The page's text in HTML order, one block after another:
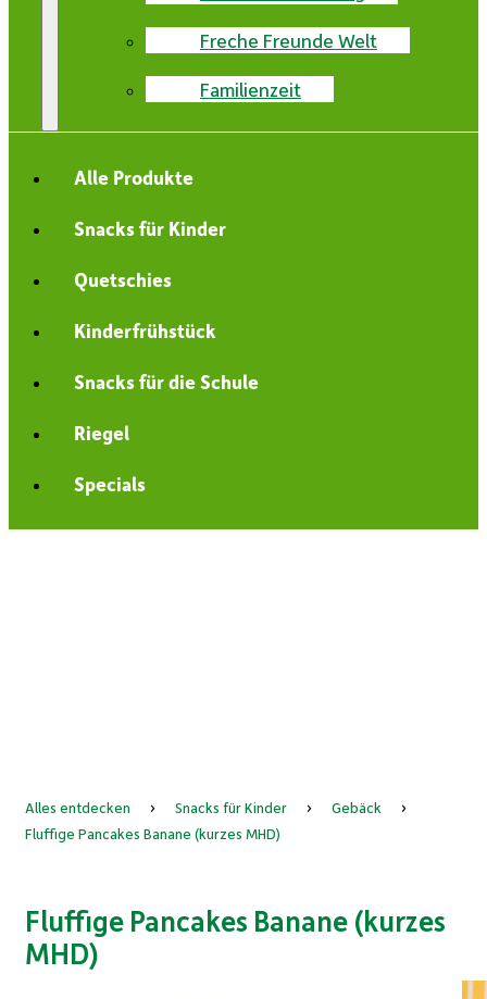
Freche Freunde Welt
Familienzeit
Alle Produkte
Snacks für Kinder
Quetschies
Kinderfrühstück
Snacks für die Schule
Riegel
Specials
Alles entdecken › Snacks für Kinder › Gebäck
›
Fluffige Pancakes Banane (kurzes MHD)
Fluffige Pancakes Banane (kurzes
MHD)